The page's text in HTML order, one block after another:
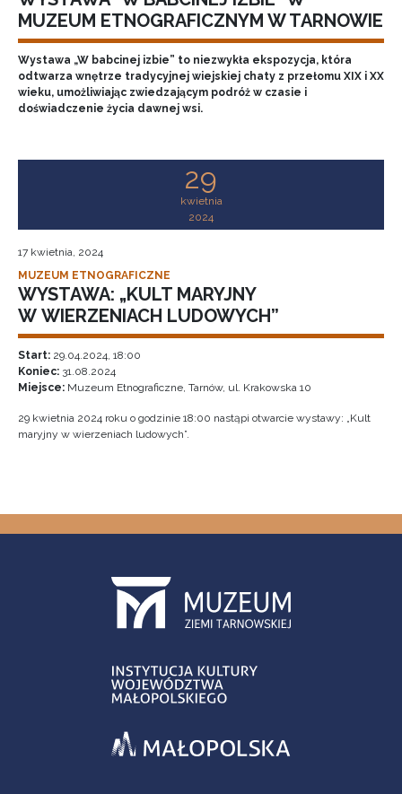
MUZEUM ETNOGRAFICZNYM W TARNOWIE
Wystawa „W babcinej izbie” to niezwykła ekspozycja, która
odtwarza wnętrze tradycyjnej wiejskiej chaty z przełomu XIX i XX
wieku, umożliwiając zwiedzającym podróż w czasie i
doświadczenie życia dawnej wsi.
29
kwietnia
2024
17 kwietnia, 2024
MUZEUM ETNOGRAFICZNE
WYSTAWA: „KULT MARYJNY
W WIERZENIACH LUDOWYCH”
Start: 29.04.2024, 18:00
Koniec: 31.08.2024
Miejsce: Muzeum Etnograficzne, Tarnów, ul. Krakowska 10
29 kwietnia 2024 roku o godzinie 18:00 nastąpi otwarcie wystawy: „Kult
maryjny w wierzeniach ludowych”.